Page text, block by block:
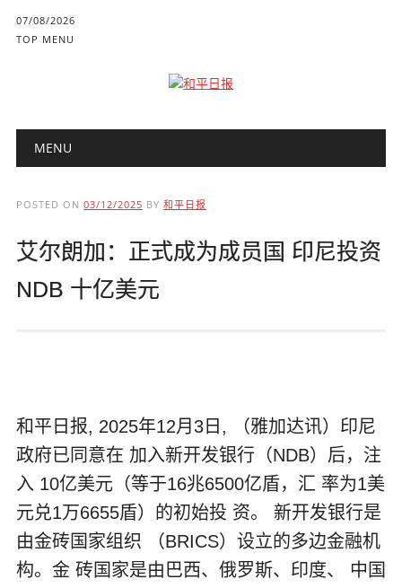
07/08/2026
TOP MENU
Main menu
MENU
POSTED ON 03/12/2025 BY 和平日报
艾尔朗加：正式成为成员国 印尼投资
NDB 十亿美元
和平日报, 2025年12月3日, （雅加达讯）印尼
政府已同意在 加入新开发银行（NDB）后，注
入 10亿美元（等于16兆6500亿盾，汇 率为1美
元兑1万6655盾）的初始投 资。 新开发银行是
由金砖国家组织 （BRICS）设立的多边金融机
构。金 砖国家是由巴西、俄罗斯、印度、 中国